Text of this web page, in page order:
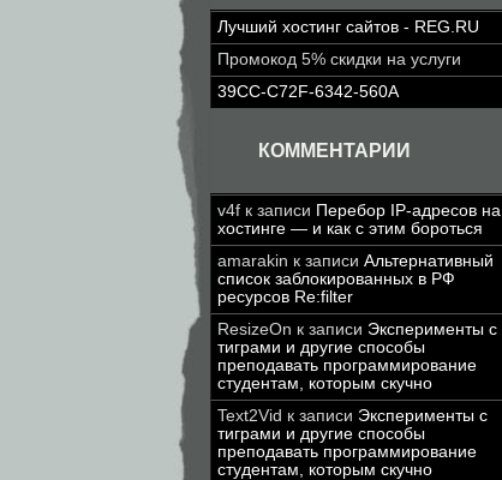
Лучший хостинг сайтов - REG.RU
Промокод 5% скидки на услуги
39CC-C72F-6342-560A
КОММЕНТАРИИ
v4f к записи Перебор IP-адресов на
хостинге — и как с этим бороться
amarakin к записи Альтернативный
список заблокированных в РФ
ресурсов Re:filter
ResizeOn к записи Эксперименты с
тиграми и другие способы
преподавать программирование
студентам, которым скучно
Text2Vid к записи Эксперименты с
тиграми и другие способы
преподавать программирование
студентам, которым скучно